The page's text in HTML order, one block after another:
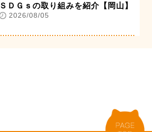
ＳＤＧｓの取り組みを紹介【岡山】
2026/08/05